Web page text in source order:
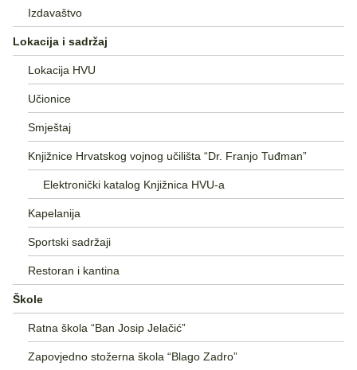
Izdavaštvo
Lokacija i sadržaj
Lokacija HVU
Učionice
Smještaj
Knjižnice Hrvatskog vojnog učilišta “Dr. Franjo Tuđman”
Elektronički katalog Knjižnica HVU-a
Kapelanija
Sportski sadržaji
Restoran i kantina
Škole
Ratna škola “Ban Josip Jelačić”
Zapovjedno stožerna škola “Blago Zadro”